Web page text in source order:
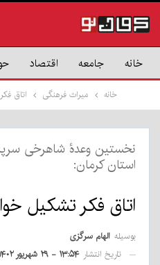
خانه جامعه اقتصاد
خانه میراث فرهنگی اتاق
نخستین وعدۀ شاهرخی
استان کرمان:
اتاق فکر تشکیل
بوسیله الهام سرگزی
تاریخ انتشار ۱۳:۵۴ - ۲۹ شهریور ۱۴۰۲